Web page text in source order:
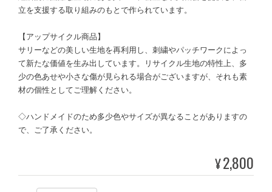
立を支援する取り組みのもとで作られています。
【アップサイクル商品】
サリーなどの美しい生地を再利用し、刺繍やパッチワークによっ
て新たな価値を生み出しています。リサイクル生地の特性上、多
少の色あせや小さな傷が見られる場合がございますが、それも素
材の個性としてご理解ください。
◇ハンドメイドのため多少色やサイズが異なることがありますの
で、ご了承ください。
¥2,800